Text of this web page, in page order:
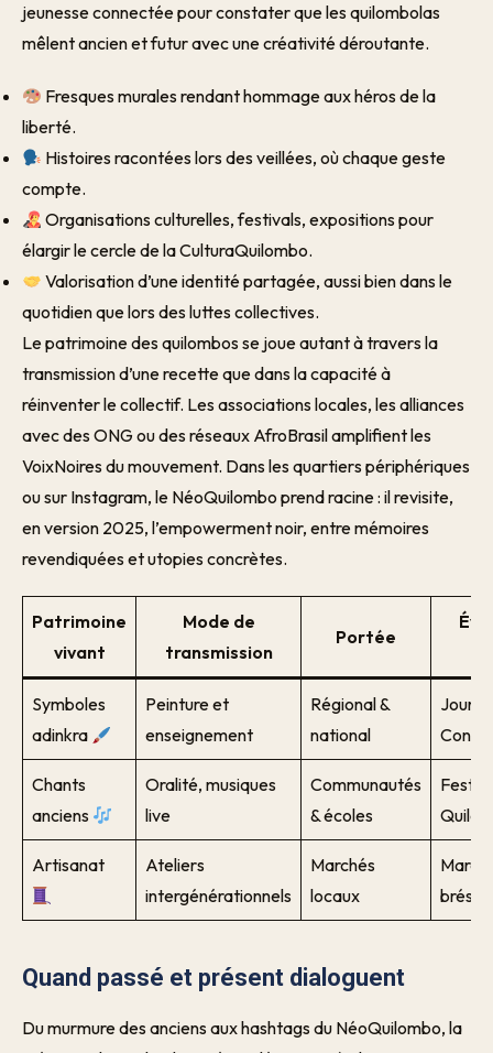
jeunesse connectée pour constater que les quilombolas
mêlent ancien et futur avec une créativité déroutante.
Fresques murales rendant hommage aux héros de la
liberté.
Histoires racontées lors des veillées, où chaque geste
compte.
Organisations culturelles, festivals, expositions pour
élargir le cercle de la CulturaQuilombo.
Valorisation d’une identité partagée, aussi bien dans le
quotidien que lors des luttes collectives.
Le patrimoine des quilombos se joue autant à travers la
transmission d’une recette que dans la capacité à
réinventer le collectif. Les associations locales, les alliances
avec des ONG ou des réseaux AfroBrasil amplifient les
VoixNoires du mouvement. Dans les quartiers périphériques
ou sur Instagram, le NéoQuilombo prend racine : il revisite,
en version 2025, l’empowerment noir, entre mémoires
revendiquées et utopies concrètes.
Patrimoine
vivant
Mode de
transmission
Portée
Symboles
adinkra
Peinture et
enseignement
Régional &
national
Chants
anciens
Oralité, musiques
live
Communautés
& écoles
Artisanat
Ateliers
intergénérationnels
Marchés
locaux
Quand passé et présent dialoguent
Du murmure des anciens aux hashtags du NéoQuilombo, la